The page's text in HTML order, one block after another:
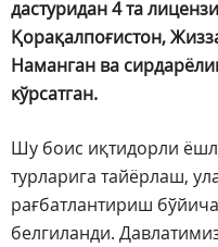
дастуридан 4 та
Қорақалпоғистон,
Наманган ва
кўрсатган.
Шу боис иқтидорли
турларига тайёрлаш,
рағбатлантириш
белгиланди.